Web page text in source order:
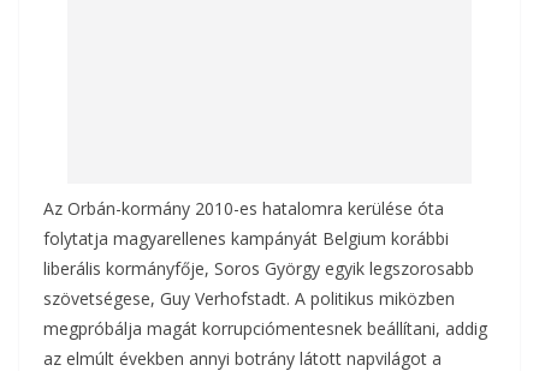
Az Orbán-kormány 2010-es hatalomra kerülése óta
folytatja magyarellenes kampányát Belgium korábbi
liberális kormányfője, Soros György egyik legszorosabb
szövetségese, Guy Verhofstadt. A politikus miközben
megpróbálja magát korrupciómentesnek beállítani, addig
az elmúlt években annyi botrány látott napvilágot a